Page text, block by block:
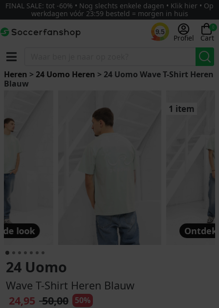
FINAL SALE: tot -60% • Nog slechts enkele dagen • Klik hier • Op
werkdagen vóór 23:59 besteld = morgen in huis
9.5
Profiel
0
Cart
Heren > 24 Uomo Heren > 24 Uomo Wave T-Shirt Heren
Blauw
de look
1 item
24 Uomo
Wave T-Shirt Heren Blauw
24,95 50,00 50%